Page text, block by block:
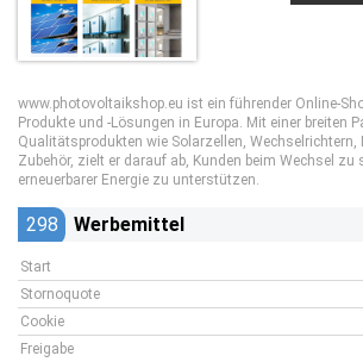
www.photovoltaikshop.eu ist ein führender Online-
Produkte und -Lösungen in Europa. Mit einer breiten
Qualitätsprodukten wie Solarzellen,
Zubehör, zielt er darauf ab, Kunden beim Wechsel zu
erneuerbarer Energie zu unterstützen.
298 Werbemittel
Start
Stornoquote
Cookie
Freigabe